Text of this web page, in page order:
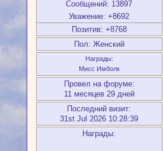
Сообщений: 13897
Уважение: +8692
Позитив: +8768
Пол: Женский
Награды:
Мисс Имболк
Провел на форуме:
11 месяцев 29 дней
Последний визит:
31st Jul 2026 10:28:39
Награды: